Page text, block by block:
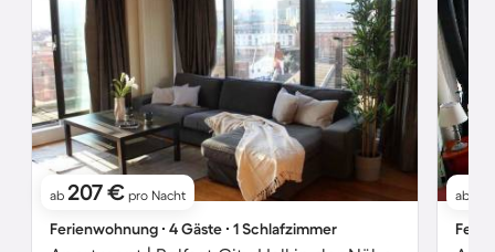
ab 207 € pro Nacht
Ferienwohnung ∙ 4 Gäste ∙ 1 Schlafzimmer
ab